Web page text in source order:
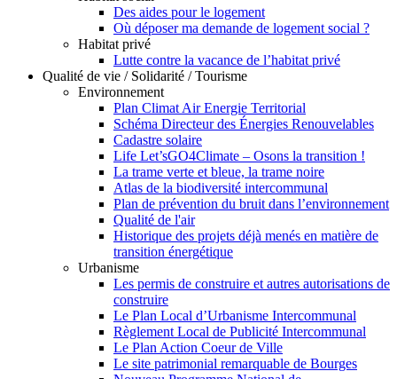
Des aides pour le logement
Où déposer ma demande de logement social ?
Habitat privé
Lutte contre la vacance de l’habitat privé
Qualité de vie / Solidarité / Tourisme
Environnement
Plan Climat Air Energie Territorial
Schéma Directeur des Énergies Renouvelables
Cadastre solaire
Life Let’sGO4Climate – Osons la transition !
La trame verte et bleue, la trame noire
Atlas de la biodiversité intercommunal
Plan de prévention du bruit dans l’environnement
Qualité de l'air
Historique des projets déjà menés en matière de
transition énergétique
Urbanisme
Les permis de construire et autres autorisations de
construire
Le Plan Local d’Urbanisme Intercommunal
Règlement Local de Publicité Intercommunal
Le Plan Action Coeur de Ville
Le site patrimonial remarquable de Bourges